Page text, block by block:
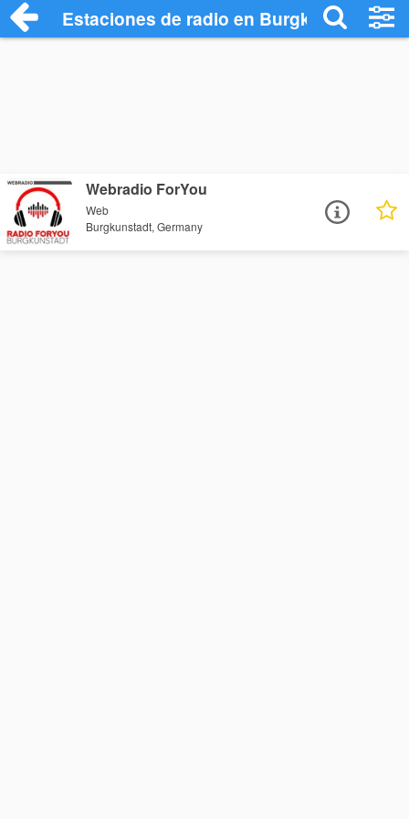
Estaciones de radio en Burgkunstadt -
Webradio ForYou
Web
Burgkunstadt, Germany